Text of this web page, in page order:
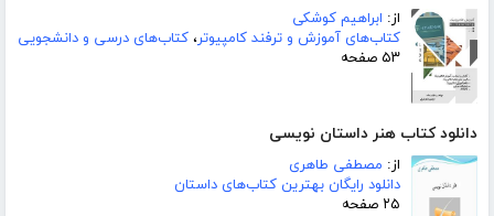
از: ابراهیم کوشکی
کتاب‌های آموزش و ترفند کامپیوتر، کتاب‌های درسی و دانشجویی
۵۳ صفحه
دانلود کتاب هنر داستان نویسی
از: مصطفی طاهری
دانلود رایگان بهترین کتاب‌های داستان
۲۵ صفحه